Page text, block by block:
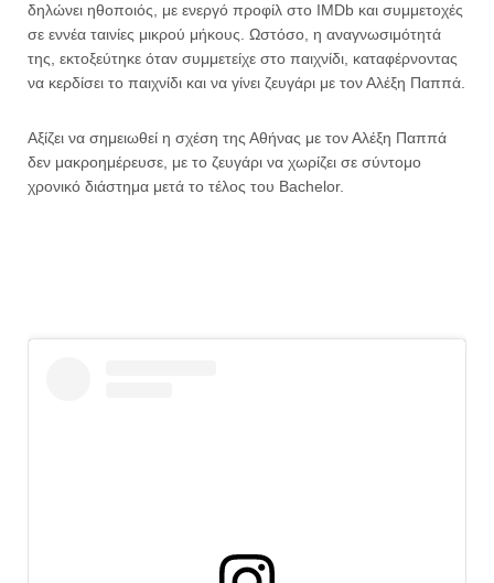
δηλώνει ηθοποιός, με ενεργό προφίλ στο IMDb και συμμετοχές
σε εννέα ταινίες μικρού μήκους. Ωστόσο, η αναγνωσιμότητά
της, εκτοξεύτηκε όταν συμμετείχε στο παιχνίδι, καταφέρνοντας
να κερδίσει το παιχνίδι και να γίνει ζευγάρι με τον Αλέξη Παππά.
Αξίζει να σημειωθεί η σχέση της Αθήνας με τον Αλέξη Παππά
δεν μακροημέρευσε, με το ζευγάρι να χωρίζει σε σύντομο
χρονικό διάστημα μετά το τέλος του Βachelor.